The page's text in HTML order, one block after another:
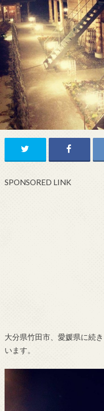
SPONSORED LINK
大分県竹田市、愛媛県に続
います。